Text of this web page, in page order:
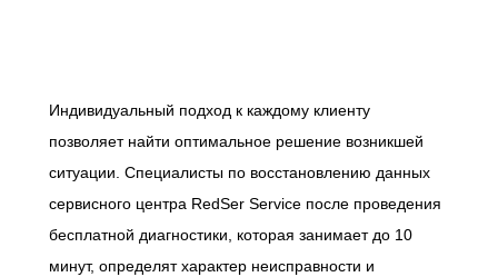
Индивидуальный подход к каждому клиенту
позволяет найти оптимальное решение возникшей
ситуации. Специалисты по восстановлению данных
сервисного центра RedSer Service после проведения
бесплатной диагностики, которая занимает до 10
минут, определят характер неисправности и